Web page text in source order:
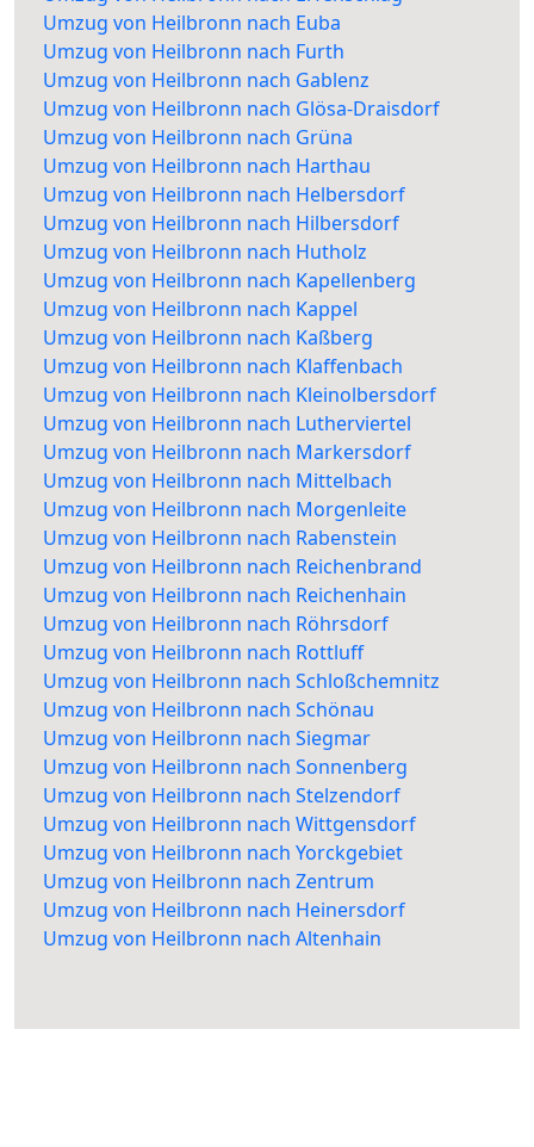
Umzug von Heilbronn nach Euba
Umzug von Heilbronn nach Furth
Umzug von Heilbronn nach Gablenz
Umzug von Heilbronn nach Glösa-Draisdorf
Umzug von Heilbronn nach Grüna
Umzug von Heilbronn nach Harthau
Umzug von Heilbronn nach Helbersdorf
Umzug von Heilbronn nach Hilbersdorf
Umzug von Heilbronn nach Hutholz
Umzug von Heilbronn nach Kapellenberg
Umzug von Heilbronn nach Kappel
Umzug von Heilbronn nach Kaßberg
Umzug von Heilbronn nach Klaffenbach
Umzug von Heilbronn nach Kleinolbersdorf
Umzug von Heilbronn nach Lutherviertel
Umzug von Heilbronn nach Markersdorf
Umzug von Heilbronn nach Mittelbach
Umzug von Heilbronn nach Morgenleite
Umzug von Heilbronn nach Rabenstein
Umzug von Heilbronn nach Reichenbrand
Umzug von Heilbronn nach Reichenhain
Umzug von Heilbronn nach Röhrsdorf
Umzug von Heilbronn nach Rottluff
Umzug von Heilbronn nach Schloßchemnitz
Umzug von Heilbronn nach Schönau
Umzug von Heilbronn nach Siegmar
Umzug von Heilbronn nach Sonnenberg
Umzug von Heilbronn nach Stelzendorf
Umzug von Heilbronn nach Wittgensdorf
Umzug von Heilbronn nach Yorckgebiet
Umzug von Heilbronn nach Zentrum
Umzug von Heilbronn nach Heinersdorf
Umzug von Heilbronn nach Altenhain